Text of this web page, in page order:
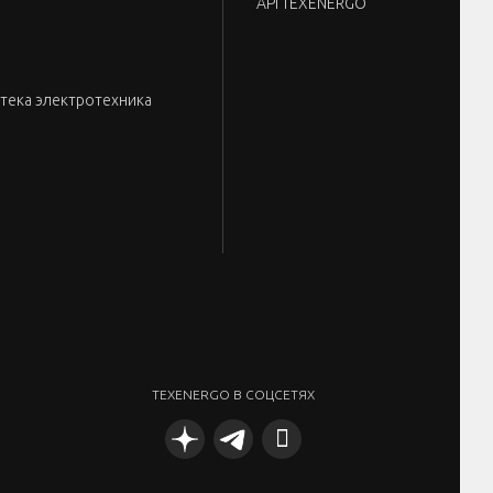
электротехника
TEXENERGO В СОЦСЕТЯХ